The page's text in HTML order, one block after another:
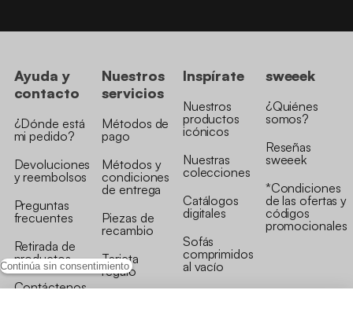
Continúa sin consentimiento
Ayuda y
contacto
¿Dónde está
mi pedido?
Devoluciones
y reembolsos
Preguntas
frecuentes
Retirada de
productos
Contáctenos
Nuestros
servicios
Métodos de
pago
Métodos y
condiciones
de entrega
Piezas de
recambio
Tarjeta
regalo
Inspírate
Nuestros
productos
icónicos
Nuestras
colecciones
Catálogos
digitales
Sofás
comprimidos
al vacío
sweeek
¿Quiénes
somos?
Reseñas
sweeek
*Condiciones
de las ofertas y
códigos
promocionales